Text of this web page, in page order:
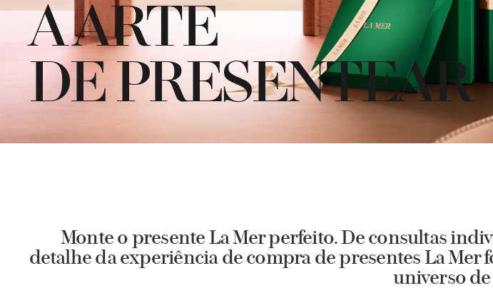
A ARTE
DE PRESENTEAR
Monte o presente La Mer perfeito. De consultas
detalhe da experiência de compra de presentes La
universo